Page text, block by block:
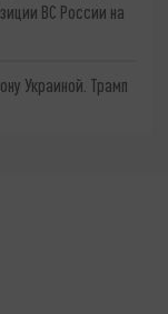
ВС России на
Украиной. Трамп